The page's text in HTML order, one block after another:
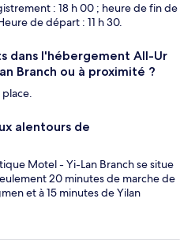
: 18 h 00 ; heure de fin de
de départ : 11 h 30.
dans l'hébergement All-Ur
Branch ou à proximité ?
place.
alentours de
Motel - Yi-Lan Branch se situe
20 minutes de marche de
et à 15 minutes de Yilan